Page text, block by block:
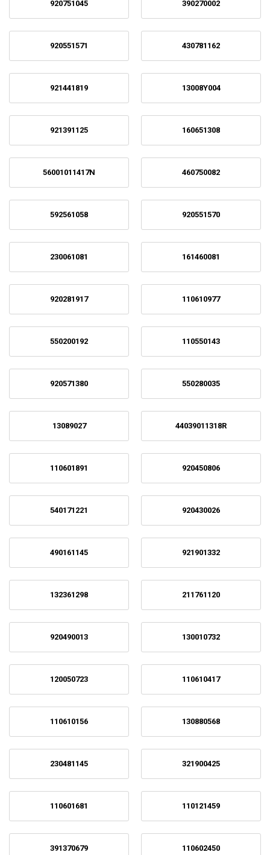
920751045 390270002
920551571 430781162
921441819 13008Y004
921391125 160651308
56001011417N 460750082
592561058 920551570
230061081 161460081
920281917 110610977
550200192 110550143
920571380 550280035
13089027 44039011318R
110601891 920450806
540171221 920430026
490161145 921901332
132361298 211761120
920490013 130010732
120050723 110610417
110610156 130880568
230481145 321900425
110601681 110121459
391370679 110602450